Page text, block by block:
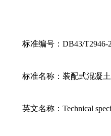
标准编号：DB43/T2946-
标准名称：装配式混凝
英文名称：Technical